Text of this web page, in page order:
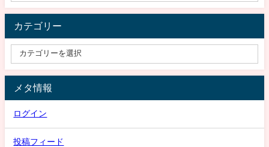
カテゴリー
メタ情報
ログイン
投稿フィード